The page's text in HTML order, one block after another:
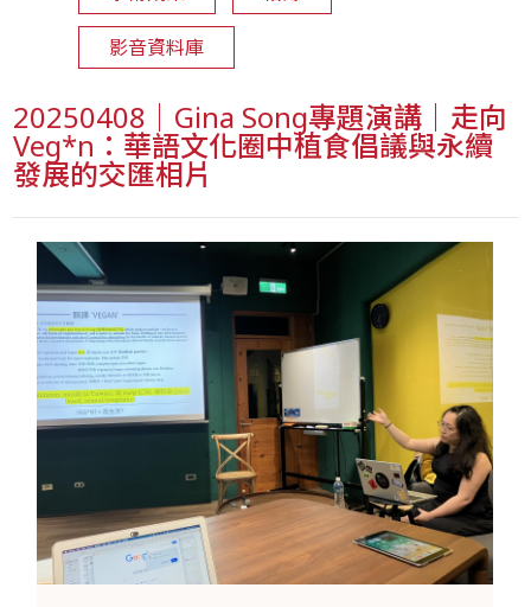
影音資料庫
20250408｜Gina Song專題演講｜走向
Veg*n：華語文化圈中植食倡議與永續
發展的交匯相片